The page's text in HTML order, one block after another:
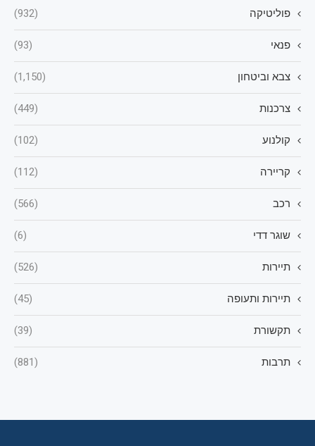
פוליטיקה (932)
פנאי (93)
צבא וביטחון (1,150)
צרכנות (449)
קולנוע (102)
קריירה (112)
רכב (566)
שוגר דדי (6)
תיירות (526)
תיירות ותעופה (45)
תקשורת (39)
תרבות (881)